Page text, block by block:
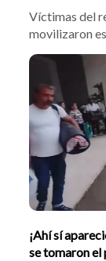
Víctimas del
movilizaron
Constructora
exigió la
que la firma
las viviendas
¡Ahí sí
se tomaron